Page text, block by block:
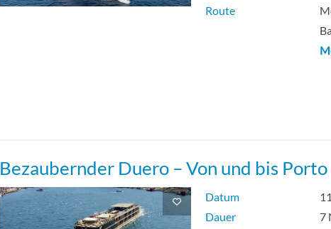
Route
Bezaubernder Duero – Von und bis Porto
Datum
Dauer
7